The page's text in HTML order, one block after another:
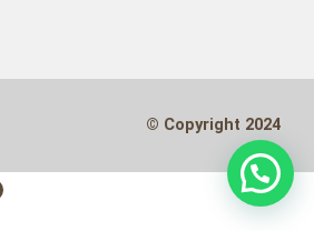
© Copyright 2024